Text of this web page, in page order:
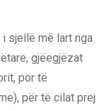
sjellë më lart nga
gjëegjëzat
por të
për të cilat prej